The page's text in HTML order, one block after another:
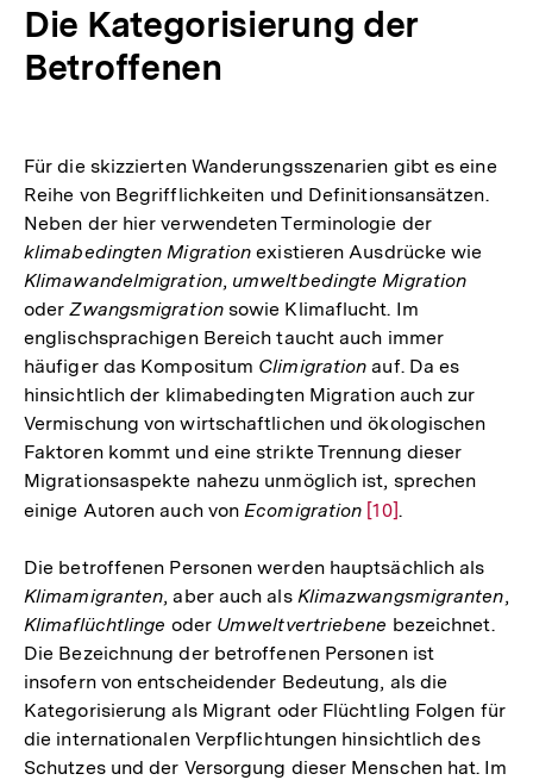
Die Kategorisierung der
Betroffenen
Für die skizzierten Wanderungsszenarien gibt es eine
Reihe von Begrifflichkeiten und Definitionsansätzen.
Neben der hier verwendeten Terminologie der
klimabedingten Migrationexistieren Ausdrücke wie
Klimawandelmigration, umweltbedingte Migration
oderZwangsmigration sowie Klimaflucht. Im
englischsprachigen Bereich taucht auch immer
häufiger das Kompositum Climigrationauf. Da es
hinsichtlich der klimabedingten Migration auch zur
Vermischung von wirtschaftlichen und ökologischen
Faktoren kommt und eine strikte Trennung dieser
Migrationsaspekte nahezu unmöglich ist, sprechen
einige Autoren auch vonEcomigration Zur
der
Fußnote
[10].
Die betroffenen Personen werden hauptsächlich als
Klimamigranten, aber auch als Klimazwangsmigranten,
Klimaflüchtlinge oder Umweltvertriebene bezeichnet.
Die Bezeichnung der betroffenen Personen ist
insofern von entscheidender Bedeutung, als die
Kategorisierung als Migrant oder Flüchtling Folgen für
die internationalen Verpflichtungen hinsichtlich des
Schutzes und der Versorgung dieser Menschen hat. Im